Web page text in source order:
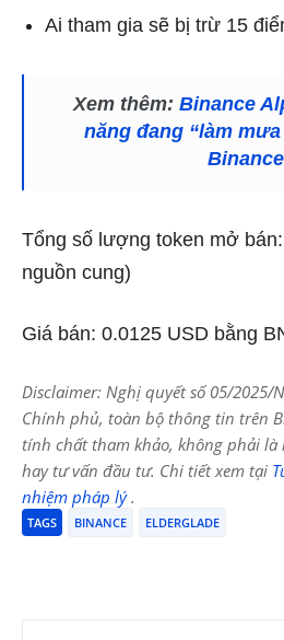
Ai tham gia sẽ bị trừ 15
Xem thêm: Binance
năng đang “làm
Binance
Tổng số lượng token mở
nguồn cung)
Giá bán: 0.0125 USD bằng
Disclaimer: Nghị quyết số 05/2025/
Chính phủ, toàn bộ thông tin trên
tính chất tham khảo, không phải
hay tư vấn đầu tư. Chi tiết xem tại
nhiệm pháp lý.
TAGS BINANCE ELDERGLADE